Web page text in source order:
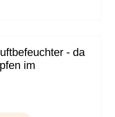
- da
im